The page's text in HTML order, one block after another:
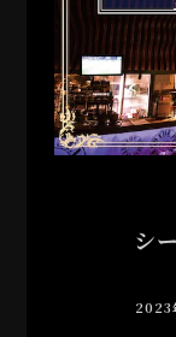
シ
2023